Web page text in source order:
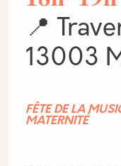
📍
13003
FÊTE DE LA
MATERNITÉ